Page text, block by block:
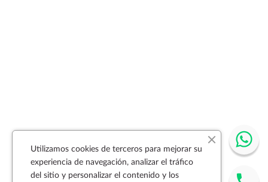
Utilizamos cookies de terceros para mejorar su
experiencia de navegación, analizar el tráfico
del sitio y personalizar el contenido y los